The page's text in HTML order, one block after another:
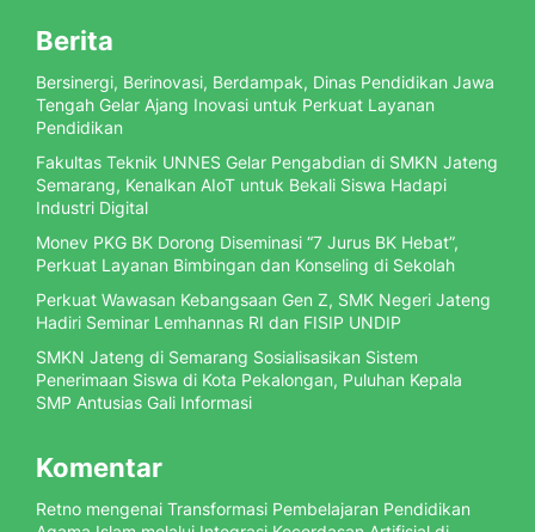
Berita
Bersinergi, Berinovasi, Berdampak, Dinas Pendidikan Jawa
Tengah Gelar Ajang Inovasi untuk Perkuat Layanan
Pendidikan
Fakultas Teknik UNNES Gelar Pengabdian di SMKN Jateng
Semarang, Kenalkan AIoT untuk Bekali Siswa Hadapi
Industri Digital
Monev PKG BK Dorong Diseminasi “7 Jurus BK Hebat”,
Perkuat Layanan Bimbingan dan Konseling di Sekolah
Perkuat Wawasan Kebangsaan Gen Z, SMK Negeri Jateng
Hadiri Seminar Lemhannas RI dan FISIP UNDIP
SMKN Jateng di Semarang Sosialisasikan Sistem
Penerimaan Siswa di Kota Pekalongan, Puluhan Kepala
SMP Antusias Gali Informasi
Komentar
Retno mengenai Transformasi Pembelajaran Pendidikan